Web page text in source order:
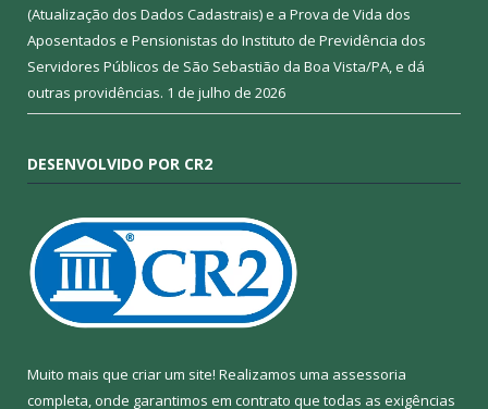
(Atualização dos Dados Cadastrais) e a Prova de Vida dos
Aposentados e Pensionistas do Instituto de Previdência dos
Servidores Públicos de São Sebastião da Boa Vista/PA, e dá
outras providências. 1 de julho de 2026
DESENVOLVIDO POR CR2
Muito mais que criar um site! Realizamos uma assessoria
completa, onde garantimos em contrato que todas as exigências